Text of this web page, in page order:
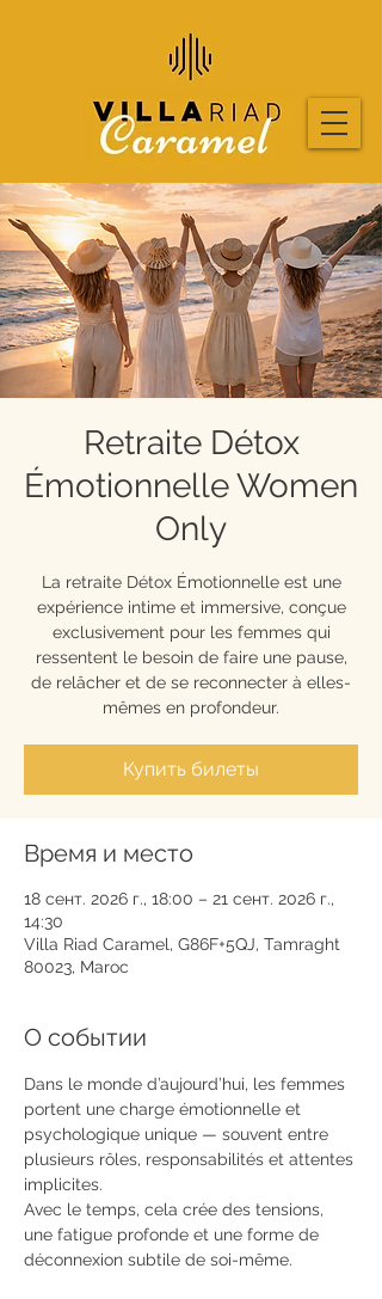
Retraite Détox
Émotionnelle Women
Only
La retraite Détox Émotionnelle est une
expérience intime et immersive, conçue
exclusivement pour les femmes qui
ressentent le besoin de faire une pause,
de relâcher et de se reconnecter à elles-
mêmes en profondeur.
Купить билеты
Время и место
18 сент. 2026 г., 18:00 – 21 сент. 2026 г.,
14:30
Villa Riad Caramel, G86F+5QJ, Tamraght
80023, Maroc
О событии
Dans le monde d’aujourd’hui, les femmes
portent une charge émotionnelle et
psychologique unique — souvent entre
plusieurs rôles, responsabilités et attentes
implicites.
Avec le temps, cela crée des tensions,
une fatigue profonde et une forme de
déconnexion subtile de soi-même.